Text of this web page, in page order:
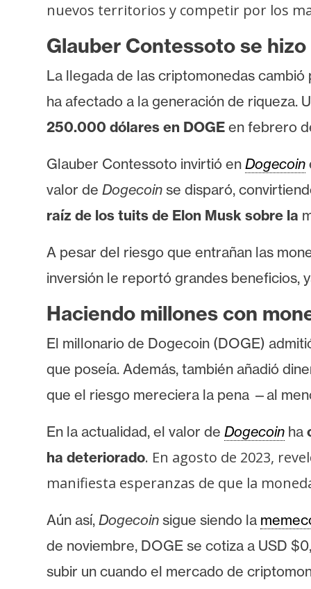
a
e
m
a
R
e
u
s
o
s
C
o
t
c
t
y
P
b
nuevos territorios y competir por los
Glauber Contessoto se
La llegada de las criptomonedas
ha afectado a la generación de riqueza.
250.000 dólares en DOGE en febrero
Glauber Contessoto invirtió en Dogecoin
valor de Dogecoin se disparó,
raíz de los tuits de Elon Musk sobre la
A pesar del riesgo que entrañan las
inversión le reportó grandes beneficios,
Haciendo millones con
El millonario de Dogecoin (DOGE)
que poseía. Además, también añadió
que el riesgo mereciera la pena —al
En la actualidad, el valor de Dogecoin ha
ha deteriorado. En agosto de 2023,
manifiesta esperanzas de que la
Aún así, Dogecoin sigue siendo la
de noviembre, DOGE se cotiza a USD
subir un cuando el mercado de